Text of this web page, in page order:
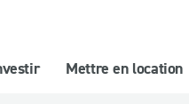
Mettre en location